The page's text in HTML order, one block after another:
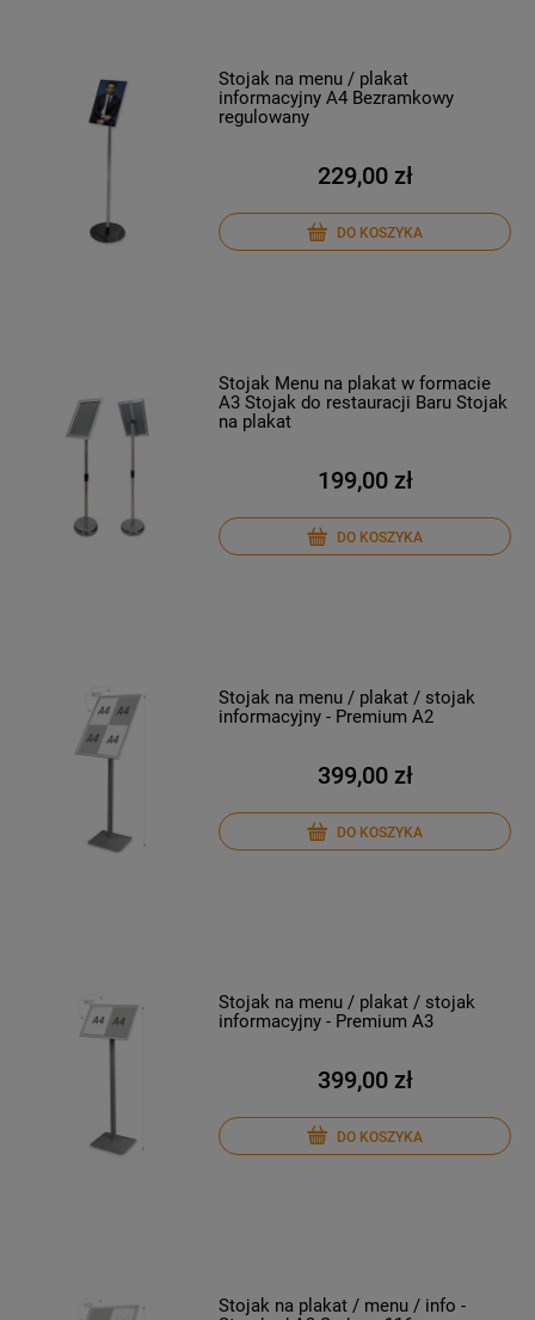
Stojak na menu / plakat
informacyjny A4 Bezramkowy
regulowany
229,00 zł
DO KOSZYKA
Stojak Menu na plakat w formacie
A3 Stojak do restauracji Baru Stojak
na plakat
199,00 zł
DO KOSZYKA
Stojak na menu / plakat / stojak
informacyjny - Premium A2
399,00 zł
DO KOSZYKA
Stojak na menu / plakat / stojak
informacyjny - Premium A3
399,00 zł
DO KOSZYKA
Stojak na plakat / menu / info -